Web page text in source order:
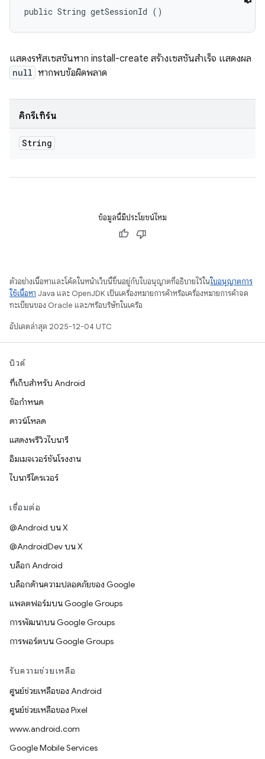
public String getSessionId ()
แสดงรหัสเซสชันหาก install-create สร้างเซสชันสําเร็จ แสดงผล
null หากพบข้อผิดพลาด
คิกรีเทิร์น
String
ข้อมูลนี้มีประโยชน์ไหม
ตัวอย่างเนื้อหาและโค้ดในหน้าเว็บนี้ขึ้นอยู่กับใบอนุญาตที่อธิบายไว้ในใบอนุญาตการ
ใช้เนื้อหา Java และ OpenJDK เป็นเครื่องหมายการค้าหรือเครื่องหมายการค้าจด
ทะเบียนของ Oracle และ/หรือบริษัทในเครือ
อัปเดตล่าสุด 2025-12-04 UTC
บิวด์
ที่เก็บสำหรับ Android
ข้อกำหนด
ดาวน์โหลด
แสดงพรีวิวไบนารี
อิมเมจเวอร์ชันโรงงาน
ไบนารีไดรเวอร์
เชื่อมต่อ
@Android บน X
@AndroidDev บน X
บล็อก Android
บล็อกด้านความปลอดภัยของ Google
แพลตฟอร์มบน Google Groups
การพัฒนาบน Google Groups
การพอร์ตบน Google Groups
รับความช่วยเหลือ
ศูนย์ช่วยเหลือของ Android
ศูนย์ช่วยเหลือของ Pixel
www.android.com
Google Mobile Services